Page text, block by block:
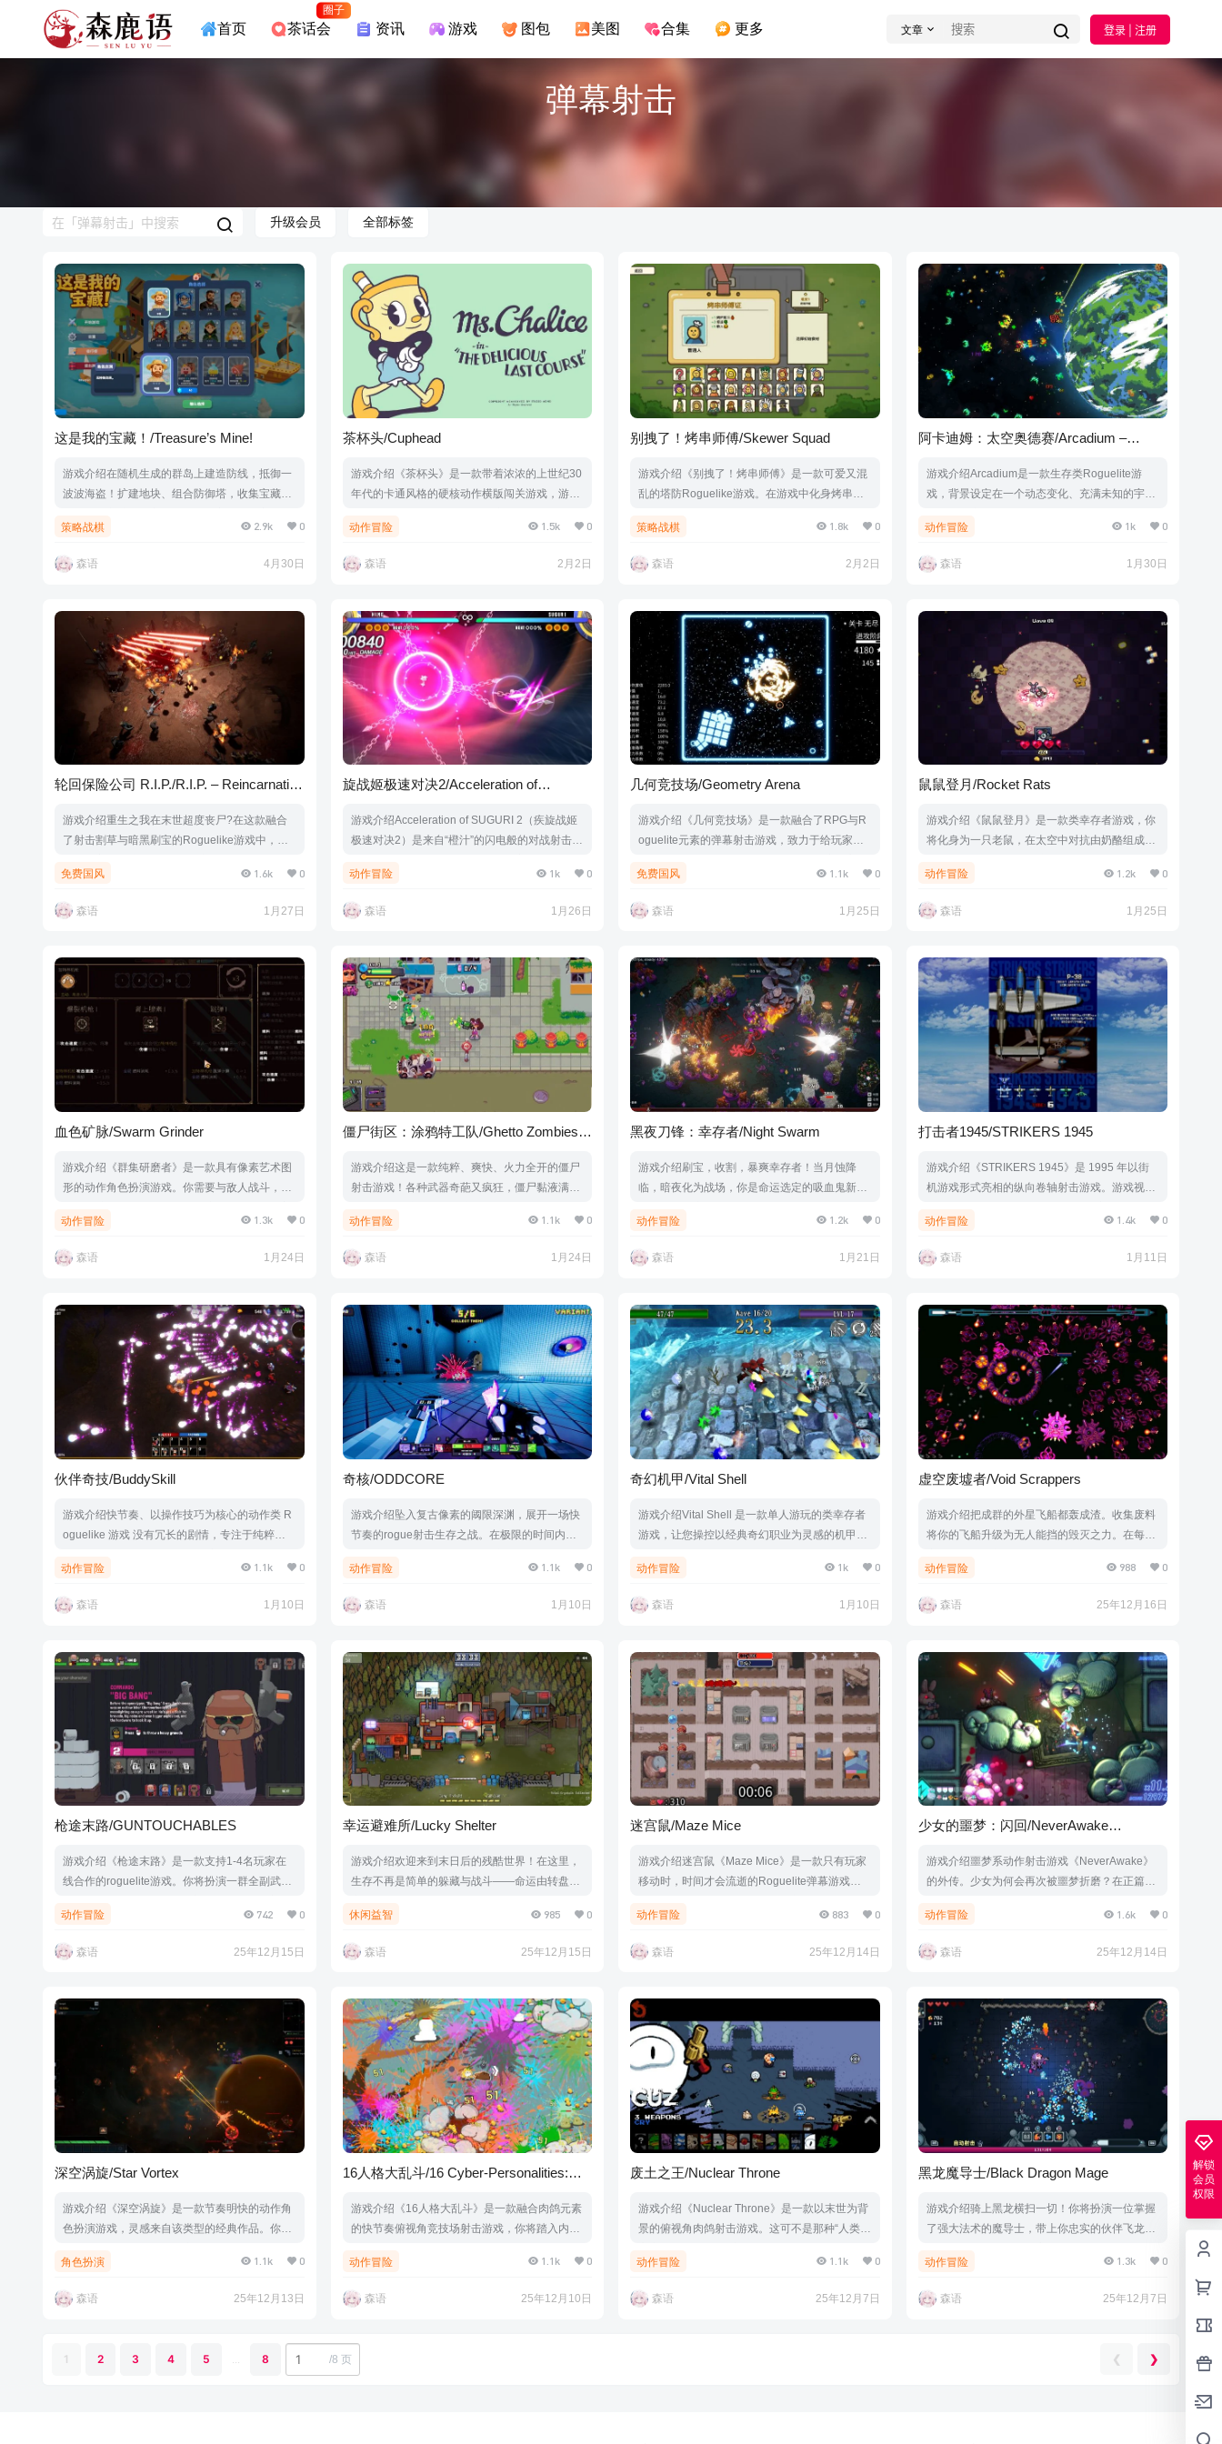
首页 茶话会
圈子
资讯 游戏 图包 美图 合集 更多 文章 登录 | 注册
弹幕射击
升级会员 全部标签
这是我的宝藏！/Treasure’s Mine!
游戏介绍在随机生成的群岛上建造防线，抵御一
波波海盗！扩建地块、组合防御塔，收集宝藏强
戏视频游戏截图版本介绍Build.22986282|容量9
策略战棋 2.9k 0
森语 4月30日
茶杯头/Cuphead
游戏介绍《茶杯头》是一款带着浓浓的上世纪30
年代的卡通风格的硬核动作横版闯关游戏，游戏
关游戏中玩家可以选择扮演茶杯头Cuphead或者
这款游戏中玩家将往返于奇异的世界，获得新的
务中发现隐藏的秘密。游戏视频游戏截图包含DL
C• Cuphead - The Deliciou…
动作冒险 1.5k 0
森语 2月2日
别拽了！烤串师傅/Skewer Squad
游戏介绍《别拽了！烤串师傅》是一款可爱又混
乱的塔防Roguelike游戏。在游戏中化身烤串大
的串串小队，保卫你的烤炉！游戏视频游戏截图
中文|支持键盘.鼠标.手柄
策略战棋 1.8k 0
森语 2月2日
阿卡迪姆：太空奥德赛/Arcadium –
游戏介绍Arcadium是一款生存类Roguelite游
戏，背景设定在一个动态变化、充满未知的宇宙
筑，抵御一波波来袭的外星人。每一轮游戏都将
的挑战与发现。游戏视频游戏截图版本介绍Buil
盘.鼠标.手柄
动作冒险 1k 0
森语 1月30日
轮回保险公司 R.I.P./R.I.P. – Reincarnation
游戏介绍重生之我在末世超度丧尸?在这款融合
了射击割草与暗黑刷宝的Roguelike游戏中，与
公司的精英员工。你将凭借无限复活的能力深入
感染区，搜集传奇装备、汲取神明之力，在无尽
的轮回中不断成长——直至成为真正的救世传
|容量8.77GB|官方简体中文|支持键盘.鼠标.手柄
免费国风 1.6k 0
森语 1月27日
旋战姬极速对决2/Acceleration of
游戏介绍Acceleration of SUGURI 2（疾旋战姬
极速对决2）是来自“橙汁”的闪电般的对战射击游
都会登场。游戏视频游戏截图版本介绍Build.201
03409|容量1.08GB|官方简体中文|支持键盘.鼠
标.手柄
动作冒险 1k 0
森语 1月26日
几何竞技场/Geometry Arena
游戏介绍《几何竞技场》是一款融合了RPG与R
oguelite元素的弹幕射击游戏，致力于给玩家带
Build打造玩法、难度调节系统与奖励反馈机制，
允许玩家打造最适合自己的游戏体验！游戏视频
游戏截图版本介绍v1.1.0|容量201MB|官方简体
免费国风 1.1k 0
森语 1月25日
鼠鼠登月/Rocket Rats
游戏介绍《鼠鼠登月》是一款类幸存者游戏，你
将化身为一只老鼠，在太空中对抗由奶酪组成各
化装备，最后征服月球！游戏视频游戏截图版本
介绍Build.21606910|容量170MB|官方简体中文|
支持键盘.鼠标.手柄
动作冒险 1.2k 0
森语 1月25日
血色矿脉/Swarm Grinder
游戏介绍《群集研磨者》是一款具有像素艺术图
形的动作角色扮演游戏。你需要与敌人战斗，穿
休眠的敌人。在游戏中，你可以收集各种改变游
戏走向的技能和升级，创造出独一无二的角色构
建。游戏视频游戏截图版本介绍Build.21543656
动作冒险 1.3k 0
森语 1月24日
僵尸街区：涂鸦特工队/Ghetto Zombies:
游戏介绍这是一款纯粹、爽快、火力全开的僵尸
射击游戏！各种武器奇葩又疯狂，僵尸黏液满屏
在这些变异入侵者扑上来之前，把整座城市都涂
满你的涂鸦！游戏视频游戏截图版本介绍Build.2
1588177|容量403MB|官方简体中文|支持键盘.鼠
动作冒险 1.1k 0
森语 1月24日
黑夜刀锋：幸存者/Night Swarm
游戏介绍刷宝，收割，暴爽幸存者！当月蚀降
临，暗夜化为战场，你是命运选定的吸血鬼新
的魔仆小弟，编织你的刀锋猎群。挥动噬血镰
刀，以敌人鲜血，浇灌不朽王座，向黑夜宣告谁
才是真正的主宰。游戏视频游戏截图版本介绍Bu
盘.鼠标.手柄
动作冒险 1.2k 0
森语 1月21日
打击者1945/STRIKERS 1945
游戏介绍《STRIKERS 1945》是 1995 年以街
机游戏形式亮相的纵向卷轴射击游戏。游戏视频
官方简体中文|支持键盘.鼠标.手柄
动作冒险 1.4k 0
森语 1月11日
伙伴奇技/BuddySkill
游戏介绍快节奏、以操作技巧为核心的动作类 R
oguelike 游戏 没有冗长的剧情，专注于纯粹的
计游戏视频游戏截图版本介绍Build.21368947|
动作冒险 1.1k 0
森语 1月10日
奇核/ODDCORE
游戏介绍坠入复古像素的阈限深渊，展开一场快
节奏的rogue射击生存之战。在极限的时间内，
直至揭开循环尽头的恐怖真相，找到出路。游戏
7GB|官方原版英文|支持键盘.鼠标.手柄
动作冒险 1.1k 0
森语 1月10日
奇幻机甲/Vital Shell
游戏介绍Vital Shell 是一款单人游玩的类幸存者
游戏，让您操控以经典奇幻职业为灵感的机甲。
力效果，并在破碎的梦境中，迎战一波又一波更
ild.21439519|容量266MB|官方原版英文|支持键
动作冒险 1k 0
森语 1月10日
虚空废墟者/Void Scrappers
游戏介绍把成群的外星飞船都轰成渣。收集废料
将你的飞船升级为无人能挡的毁灭之力。在每次
游戏视频游戏截图版本介绍Build.21183460|容
动作冒险 988 0
森语 25年12月16日
枪途末路/GUNTOUCHABLES
游戏介绍《枪途末路》是一款支持1-4名玩家在
线合作的roguelite游戏。你将扮演一群全副武装
支离破碎的世界——但请小心，这些家伙们也在
不断琢磨新的方法来杀死你。游戏视频游戏截图
版本介绍v1.2.0|容量1.41GB|官方简体中文|支持
动作冒险 742 0
森语 25年12月15日
幸运避难所/Lucky Shelter
游戏介绍欢迎来到末日后的残酷世界！在这里，
生存不再是简单的躲藏与战斗——命运由转盘决
者，你将操控一台神秘的老虎机转盘，在废墟中
组建独特的道具羁绊组合，对抗源源不断的怪物
狂潮。每一次拉杆，都可能绝处逢生，或是坠入
3843|容量139MB|官方简体中文|支持键盘.鼠标
休闲益智 985 0
森语 25年12月15日
迷宫鼠/Maze Mice
游戏介绍迷宫鼠《Maze Mice》是一款只有玩家
移动时，时间才会流逝的Roguelite弹幕游戏。
切选择，由你自己掌控。游戏视频游戏截图版本
介绍Build.21152235|容量101MB|官方简体中文|
支持键盘.鼠标.手柄
动作冒险 883 0
森语 25年12月14日
少女的噩梦：闪回/NeverAwake
游戏介绍噩梦系动作射击游戏《NeverAwake》
的外传。少女为何会再次被噩梦折磨？在正篇基
频游戏截图版本介绍Build.21111438|容量1.06G
B|官方简体中文|支持键盘.鼠标.手柄
动作冒险 1.6k 0
森语 25年12月14日
深空涡旋/Star Vortex
游戏介绍《深空涡旋》是一款节奏明快的动作角
色扮演游戏，灵感来自该类型的经典作品。你将
升级装备，与此同时获取稀罕武器，构思不同构
筑，最终获得所向披靡的战力。游戏视频游戏截
图版本介绍v0.6.06|容量3.59GB|官方简体中文|
角色扮演 1.1k 0
森语 25年12月13日
16人格大乱斗/16 Cyber-Personalities:
游戏介绍《16人格大乱斗》是一款融合肉鸽元素
的快节奏俯视角竞技场射击游戏，你将踏入内心
四个——分别对应不同MBTI人格特质——击溃盘
踞在思维深处的暗影力量。每种人格都拥有专属
技能和升级分支，我们相信无需遵循固定模板，
的思绪也终将被征服！游戏视频游戏截图版本介
绍Build.21106200|容量1.5GB|官方简体中…
动作冒险 1.1k 0
森语 25年12月10日
废土之王/Nuclear Throne
游戏介绍《Nuclear Throne》是一款以末世为背
景的俯视角肉鸽射击游戏。这可不是那种“人类存
为变种与怪物的乐园。你能否成功登上核能王
座？游戏视频游戏截图版本介绍Build.21075708
|容量228MB|官方简体中文|支持键盘.鼠标.手柄
动作冒险 1.1k 0
森语 25年12月7日
黑龙魔导士/Black Dragon Mage
游戏介绍骑上黑龙横扫一切！你将扮演一位掌握
了强大法术的魔导士，带上你忠实的伙伴飞龙，
合，收割恶魔大军的灵魂。在不断的死亡中提升
自己。游戏视频游戏截图版本介绍Build.210711
36|容量849MB|官方简体中文|支持键盘.鼠标.手
动作冒险 1.3k 0
森语 25年12月7日
1 2 3 4 5 ... 8 /8 页 ❮ ❯
解锁
会员
权限